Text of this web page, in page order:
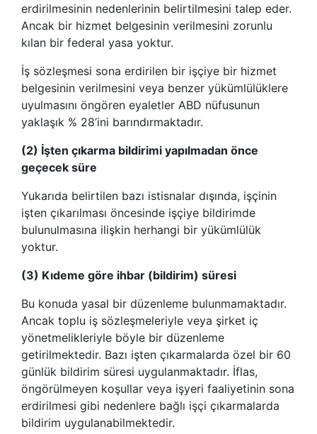
erdirilmesinin nedenlerinin belirtilmesini talep eder.
Ancak bir hizmet belgesinin verilmesini zorunlu
kılan bir federal yasa yoktur.
İş sözleşmesi sona erdirilen bir işçiye bir hizmet
belgesinin verilmesini veya benzer yükümlülüklere
uyulmasını öngören eyaletler ABD nüfusunun
yaklaşık % 28’ini barındırmaktadır.
(2) İşten çıkarma bildirimi yapılmadan önce
geçecek süre
Yukarıda belirtilen bazı istisnalar dışında, işçinin
işten çıkarılması öncesinde işçiye bildirimde
bulunulmasına ilişkin herhangi bir yükümlülük
yoktur.
(3) Kıdeme göre ihbar (bildirim) süresi
Bu konuda yasal bir düzenleme bulunmamaktadır.
Ancak toplu iş sözleşmeleriyle veya şirket iç
yönetmelikleriyle böyle bir düzenleme
getirilmektedir. Bazı işten çıkarmalarda özel bir 60
günlük bildirim süresi uygulanmaktadır. İflas,
öngörülmeyen koşullar veya işyeri faaliyetinin sona
erdirilmesi gibi nedenlere bağlı işçi çıkarmalarda
bildirim uygulanabilmektedir.